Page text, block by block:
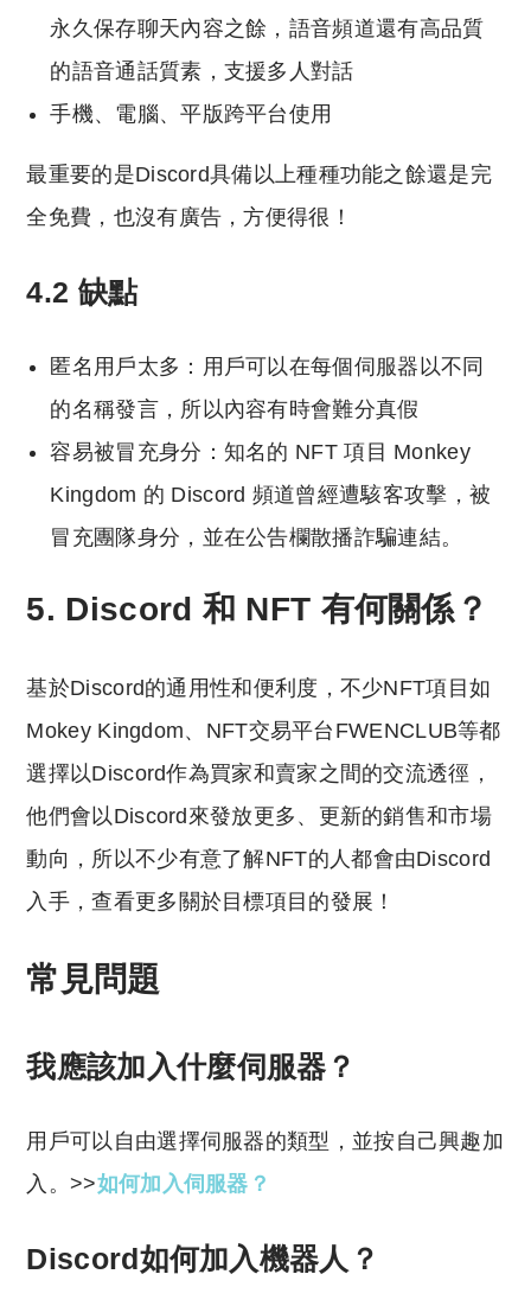
永久保存聊天內容之餘，語音頻道還有高品質
的語音通話質素，支援多人對話
手機、電腦、平版跨平台使用
最重要的是Discord具備以上種種功能之餘還是完
全免費，也沒有廣告，方便得很！
4.2 缺點
匿名用戶太多：用戶可以在每個伺服器以不同
的名稱發言，所以內容有時會難分真假
容易被冒充身分：知名的 NFT 項目 Monkey
Kingdom 的 Discord 頻道曾經遭駭客攻擊，被
冒充團隊身分，並在公告欄散播詐騙連結。
5. Discord 和 NFT 有何關係？
基於Discord的通用性和便利度，不少NFT項目如
Mokey Kingdom、NFT交易平台FWENCLUB等都
選擇以Discord作為買家和賣家之間的交流透徑，
他們會以Discord來發放更多、更新的銷售和市場
動向，所以不少有意了解NFT的人都會由Discord
入手，查看更多關於目標項目的發展！
常見問題
我應該加入什麼伺服器？
用戶可以自由選擇伺服器的類型，並按自己興趣加
入。>>如何加入伺服器？
Discord如何加入機器人？